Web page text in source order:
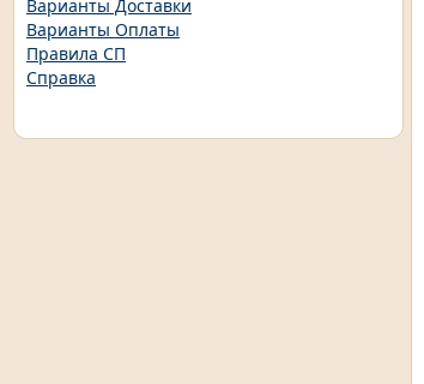
Варианты Доставки
Варианты Оплаты
Правила СП
Справка